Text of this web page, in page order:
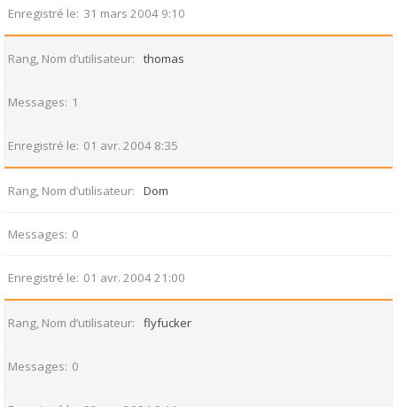
Enregistré le 31 mars 2004 9:10
Rang, Nom d’utilisateur thomas
Messages 1
Enregistré le 01 avr. 2004 8:35
Rang, Nom d’utilisateur Dom
Messages 0
Enregistré le 01 avr. 2004 21:00
Rang, Nom d’utilisateur flyfucker
Messages 0